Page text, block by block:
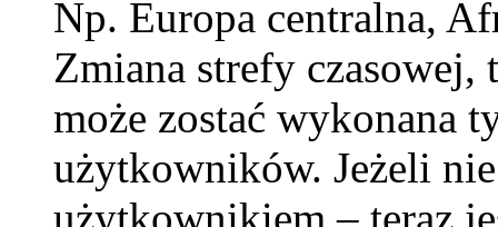
Np. Europa centralna,
Zmiana strefy
może zostać wykonana
użytkowników. Jeżeli
użytkownikiem – teraz